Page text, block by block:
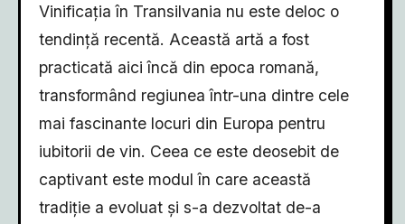
Vinificația în Transilvania nu este deloc o
tendință recentă. Această artă a fost
practicată aici încă din epoca romană,
transformând regiunea într-una dintre cele
mai fascinante locuri din Europa pentru
iubitorii de vin. Ceea ce este deosebit de
captivant este modul în care această
tradiție a evoluat și s-a dezvoltat de-a